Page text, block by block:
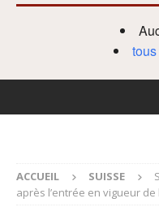
ACCUEIL SUISSE
après l’entrée en vigueur de